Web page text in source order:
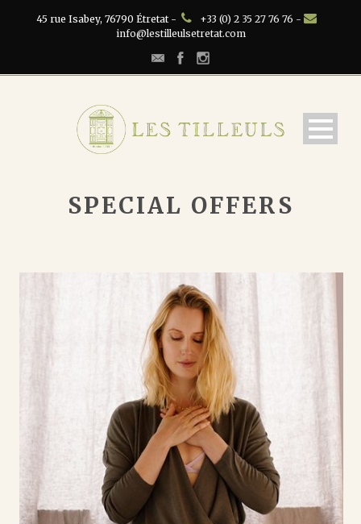
45 rue Isabey, 76790 Étretat -
+33 (0) 2 35 27 76 76 -
info@lestilleulsetretat.com
SPECIAL OFFERS